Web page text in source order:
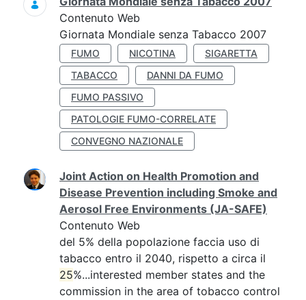
Contenuto Web
Giornata Mondiale senza Tabacco 2007
FUMO NICOTINA
SIGARETTA
TABACCO
DANNI DA FUMO
FUMO PASSIVO
PATOLOGIE FUMO-CORRELATE
CONVEGNO NAZIONALE
Joint Action on Health Promotion and
Disease Prevention including Smoke and
Aerosol Free Environments (JA-SAFE)
Contenuto Web
del 5% della popolazione faccia uso di
tabacco entro il 2040, rispetto a circa il
25%...interested member states and the
commission in the area of tobacco control